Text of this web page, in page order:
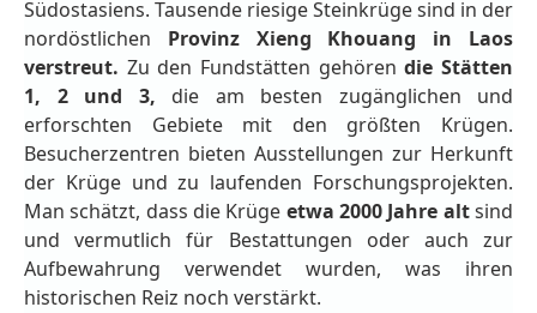
Südostasiens. Tausende riesige Steinkrüge sind in der
nordöstlichen Provinz Xieng Khouang in Laos
verstreut. Zu den Fundstätten gehörendie Stätten
1, 2 und 3, die am besten zugänglichen und
erforschten Gebiete mit den größten Krügen.
Besucherzentren bieten Ausstellungen zur Herkunft
der Krüge und zu laufenden Forschungsprojekten.
Man schätzt, dass die Krüge etwa 2000 Jahre altsind
und vermutlich für Bestattungen oder auch zur
Aufbewahrung verwendet wurden, was ihren
historischen Reiz noch verstärkt.